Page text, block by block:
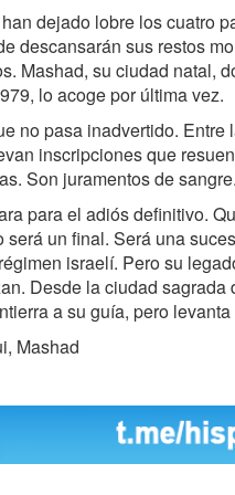
dejado lobre los cuatro
descansarán sus restos
Mashad, su ciudad natal,
lo acoge por última vez.
no pasa inadvertido. Entre
inscripciones que
Son juramentos de sangre.
para el adiós definitivo.
será un final. Será una
israelí. Pero su
Desde la ciudad sagrada
a su guía, pero
Mashad